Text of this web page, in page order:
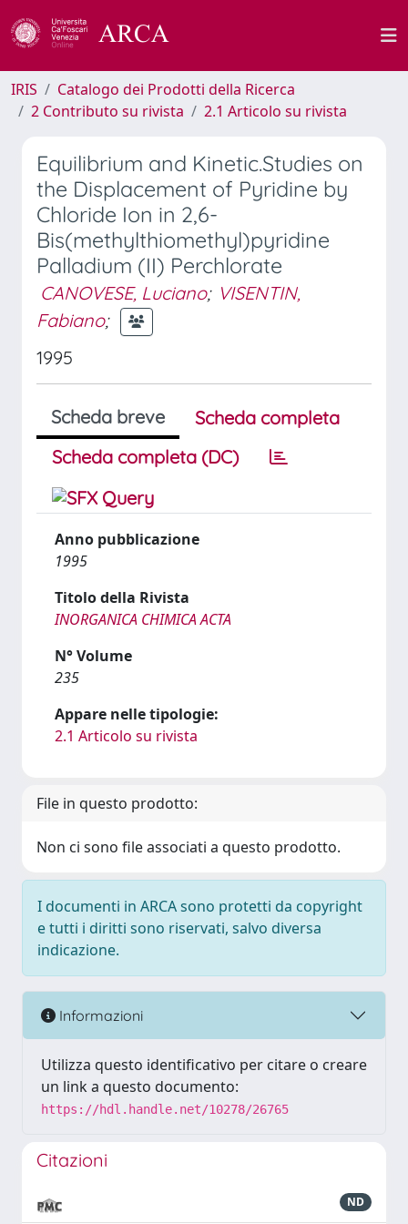
IRIS
Catalogo dei Prodotti della Ricerca
2 Contributo su rivista
2.1 Articolo su rivista
Equilibrium and Kinetic.Studies on
the Displacement of Pyridine by
Chloride Ion in 2,6-
Bis(methylthiomethyl)pyridine
Palladium (II) Perchlorate
CANOVESE, Luciano; VISENTIN,
Fabiano;
1995
Scheda breve
Scheda completa
Scheda completa (DC)
Anno pubblicazione
1995
Titolo della Rivista
INORGANICA CHIMICA ACTA
N° Volume
235
Appare nelle tipologie:
2.1 Articolo su rivista
File in questo prodotto:
Non ci sono file associati a questo prodotto.
I documenti in ARCA sono protetti da copyright
e tutti i diritti sono riservati, salvo diversa
indicazione.
Informazioni
Utilizza questo identificativo per citare o creare
un link a questo documento:
https://hdl.handle.net/10278/26765
Citazioni
ND